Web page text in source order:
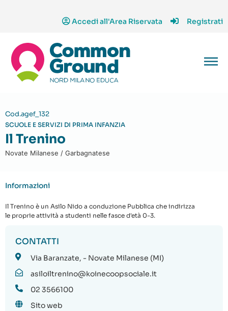
Accedi all'Area Riservata Registrati
Cod.agef_132
SCUOLE E SERVIZI DI PRIMA INFANZIA
Il Trenino
Novate Milanese / Garbagnatese
Informazioni
Il Trenino è un Asilo Nido a conduzione Pubblica che indirizza
le proprie attività a studenti nelle fasce d'età 0-3.
CONTATTI
Via Baranzate, - Novate Milanese (MI)
asiloiltrenino@koinecoopsociale.it
02 3566100
Sito web